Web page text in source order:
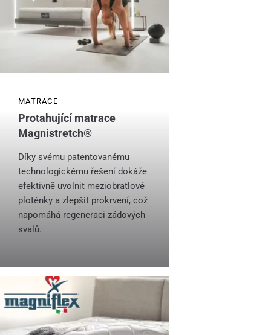
MATRACE
Protahující matrace
Magnistretch®
Díky svému patentovanému
technologickému řešení dokáže
efektivně uvolnit meziobratlové
ploténky a zlepšit prokrvení, což
napomáhá regeneraci zádových
svalů.